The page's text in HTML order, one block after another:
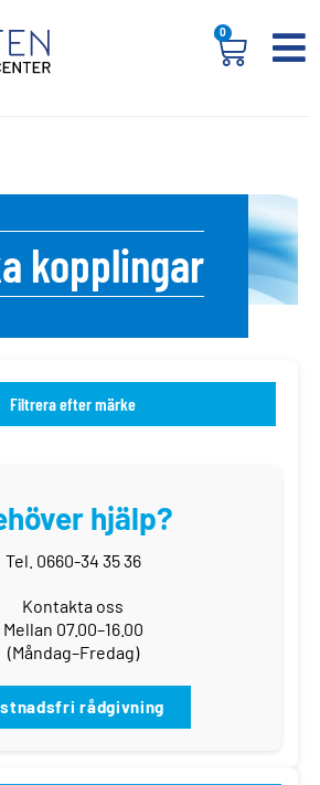
0
kopplingar
Filtrera efter märke
hjälp?
Tel. 0660-34 35 36
Kontakta oss
Mellan 07.00–16.00
(Måndag–Fredag)
rådgivning